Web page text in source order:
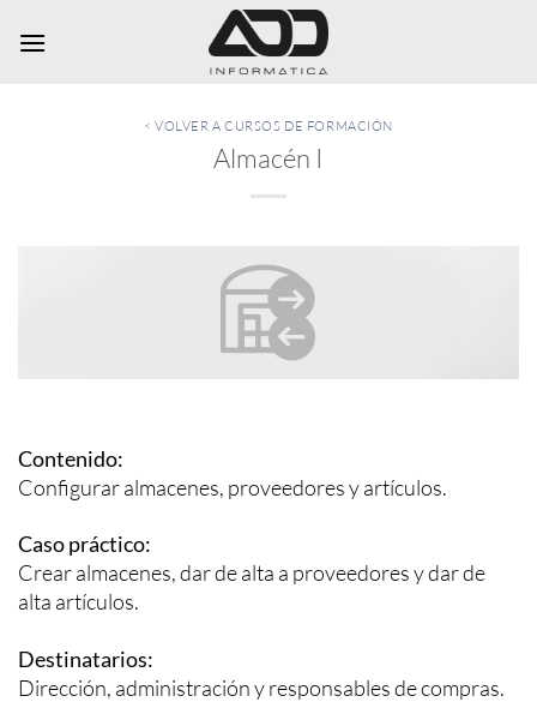
< VOLVER A CURSOS DE FORMACIÓN
Almacén I
Contenido:
Configurar almacenes, proveedores y artículos.
Caso práctico:
Crear almacenes, dar de alta a proveedores y dar de
alta artículos.
Destinatarios:
Dirección, administración y responsables de compras.